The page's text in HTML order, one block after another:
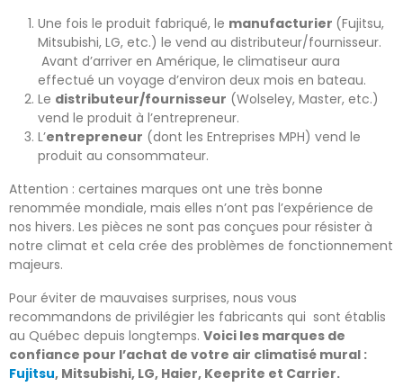
Une fois le produit fabriqué, le manufacturier (Fujitsu,
Mitsubishi, LG, etc.) le vend au distributeur/fournisseur.
Avant d’arriver en Amérique, le climatiseur aura
effectué un voyage d’environ deux mois en bateau.
Le distributeur/fournisseur (Wolseley, Master, etc.)
vend le produit à l’entrepreneur.
L’entrepreneur (dont les Entreprises MPH) vend le
produit au consommateur.
Attention : certaines marques ont une très bonne
renommée mondiale, mais elles n’ont pas l’expérience de
nos hivers. Les pièces ne sont pas conçues pour résister à
notre climat et cela crée des problèmes de fonctionnement
majeurs.
Pour éviter de mauvaises surprises, nous vous
recommandons de privilégier les fabricants qui sont établis
au Québec depuis longtemps. Voici les marques de
confiance pour l’achat de votre air climatisé mural :
Fujitsu, Mitsubishi, LG, Haier, Keeprite et Carrier.